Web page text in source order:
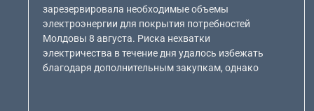
зарезервировала необходимые объемы
электроэнергии для покрытия потребностей
Молдовы 8 августа. Риска нехватки
электричества в течение дня удалось избежать
благодаря дополнительным закупкам, однако